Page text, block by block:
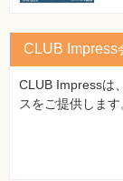
備考：
【訂正の
●preg_split
返すか）を
●配列の要
CLUB Impress
CLUB Impressは
スをご提供します